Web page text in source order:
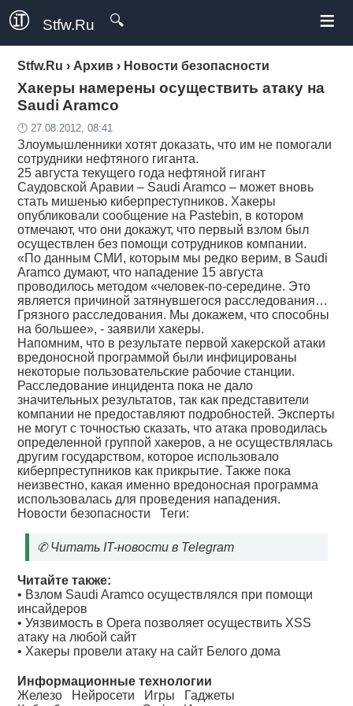
Stfw.Ru 🔍 ≡
Stfw.Ru › Архив › Новости безопасности
Хакеры намерены осуществить атаку на
Saudi Aramco
🕛 27.08.2012, 08:41
Злоумышленники хотят доказать, что им не помогали
сотрудники нефтяного гиганта.
25 августа текущего года нефтяной гигант
Саудовской Аравии – Saudi Aramco – может вновь
стать мишенью киберпреступников. Хакеры
опубликовали сообщение на Pastebin, в котором
отмечают, что они докажут, что первый взлом был
осуществлен без помощи сотрудников компании.
«По данным СМИ, которым мы редко верим, в Saudi
Aramco думают, что нападение 15 августа
проводилось методом «человек-по-середине. Это
является причиной затянувшегося расследования…
Грязного расследования. Мы докажем, что способны
на большее», - заявили хакеры.
Напомним, что в результате первой хакерской атаки
вредоносной программой были инфицированы
некоторые пользовательские рабочие станции.
Расследование инцидента пока не дало
значительных результатов, так как представители
компании не предоставляют подробностей. Эксперты
не могут с точностью сказать, что атака проводилась
определенной группой хакеров, а не осуществлялась
другим государством, которое использовало
киберпреступников как прикрытие. Также пока
неизвестно, какая именно вредоносная программа
использовалась для проведения нападения.
Новости безопасности Теги:
✆Читать IT-новости в Telegram
Читайте также:
• Взлом Saudi Aramco осуществлялся при помощи
инсайдеров
•Уязвимость в Opera позволяет осуществить XSS
атаку на любой сайт
• Хакеры провели атаку на сайт Белого дома
Информационные технологии
Железо
Нейросети Игры
Гаджеты